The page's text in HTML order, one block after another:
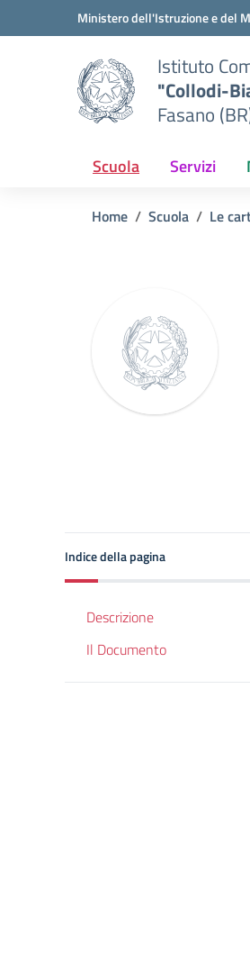
Vai ai contenuti
Vai al menu di navigazioneMinistero dell'Istruzione e del
Istituto
"Collodi-
Fasano
Scuola Servizi
Home Scuola Le
Indice della pagina
Descrizione
Il Documento